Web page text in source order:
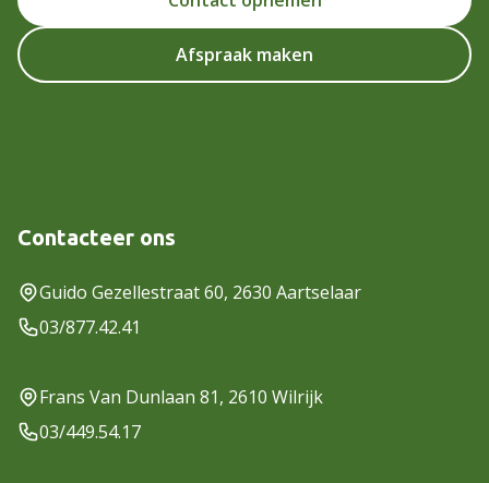
Afspraak maken
Contacteer ons
Guido Gezellestraat 60, 2630 Aartselaar
03/877.42.41
Frans Van Dunlaan 81, 2610 Wilrijk
03/449.54.17